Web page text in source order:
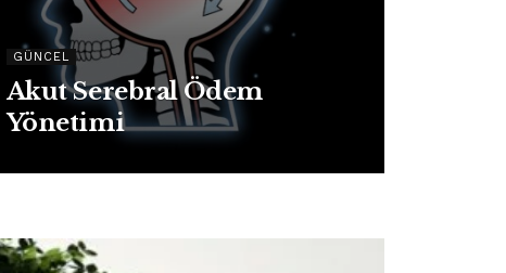
GÜNCEL
Akut Serebral Ödem
Yönetimi